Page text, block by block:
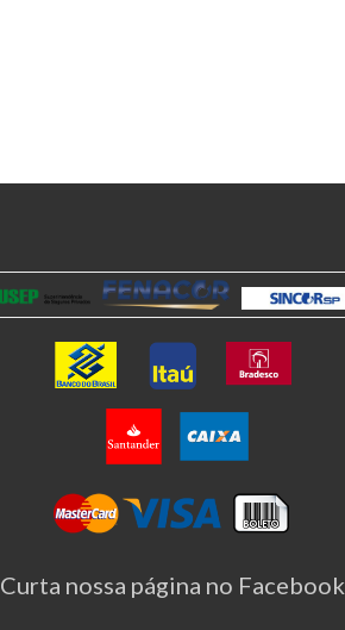
Curta nossa página no Facebook